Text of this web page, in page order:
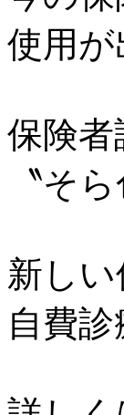
使用
保険者
〝そ
新し
自費